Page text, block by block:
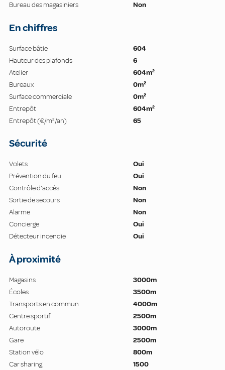
Bureau des magasiniers
Non
En chiffres
Surface bâtie
604
Hauteur des plafonds
6
Atelier
604m²
Bureaux
0m²
Surface commerciale
0m²
Entrepôt
604m²
Entrepôt (€/m²/an)
65
Sécurité
Volets
Oui
Prévention du feu
Oui
Contrôle d'accès
Non
Sortie de secours
Non
Alarme
Non
Concierge
Oui
Détecteur incendie
Oui
À proximité
Magasins
3000m
Écoles
3500m
Transports en commun
4000m
Centre sportif
2500m
Autoroute
3000m
Gare
2500m
Station vélo
800m
Car sharing
1500